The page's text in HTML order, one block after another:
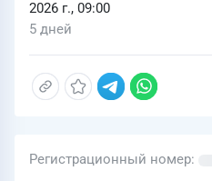
2026 г., 09:00
5 дней
Регистрационный номер